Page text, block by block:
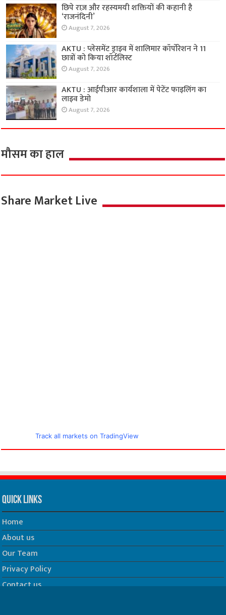
छिपे राज़ और रहस्यमयी शक्तियों की कहानी है
‘राजनंदिनी’
August 7, 2026
AKTU : प्लेसमेंट ड्राइव में शालिमार कॉर्पोरेशन ने 11
छात्रों को किया शॉर्टलिस्ट
August 7, 2026
AKTU : आईपीआर कार्यशाला में पेटेंट फाइलिंग का
लाइव डेमो
August 7, 2026
मौसम का हाल
Share Market Live
Track all markets on TradingView
Quick Links
Home
About us
Our Team
Privacy Policy
Contact us